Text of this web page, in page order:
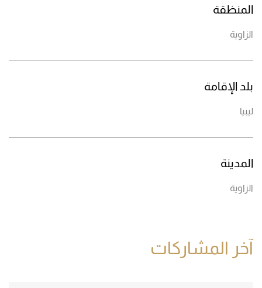
المنظقة
الزاوية
بلد الإقامة
ليبيا
المدينة
الزاوية
آخر المشاركات